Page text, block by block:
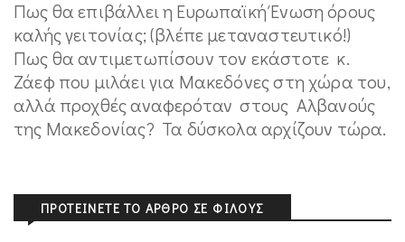
Πως θα επιβάλλει η Ευρωπαϊκή Ένωση όρους
καλής γειτονίας; (βλέπε μεταναστευτικό!)
Πως θα αντιμετωπίσουν τον εκάστοτε κ.
Ζάεφ που μιλάει για Μακεδόνες στη χώρα του,
αλλά προχθές αναφερόταν στους Αλβανούς
της Μακεδονίας? Τα δύσκολα αρχίζουν τώρα.
ΠΡΟΤΕΊΝΕΤΕ ΤΟ ΆΡΘΡΟ ΣΕ ΦΊΛΟΥΣ